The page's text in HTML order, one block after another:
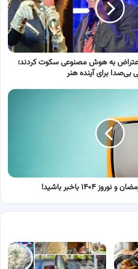
به هوش مصنوعی سکوت کردند؛
بی‌صدا برای آینده هنر
۱۴۰۴ باخبر باشید!